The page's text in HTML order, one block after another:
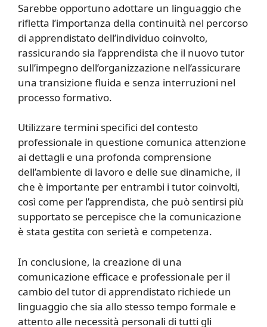
Sarebbe opportuno adottare un linguaggio che
rifletta l’importanza della continuità nel percorso
di apprendistato dell’individuo coinvolto,
rassicurando sia l’apprendista che il nuovo tutor
sull’impegno dell’organizzazione nell’assicurare
una transizione fluida e senza interruzioni nel
processo formativo.
Utilizzare termini specifici del contesto
professionale in questione comunica attenzione
ai dettagli e una profonda comprensione
dell’ambiente di lavoro e delle sue dinamiche, il
che è importante per entrambi i tutor coinvolti,
così come per l’apprendista, che può sentirsi più
supportato se percepisce che la comunicazione
è stata gestita con serietà e competenza.
In conclusione, la creazione di una
comunicazione efficace e professionale per il
cambio del tutor di apprendistato richiede un
linguaggio che sia allo stesso tempo formale e
attento alle necessità personali di tutti gli